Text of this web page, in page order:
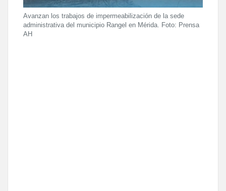
Avanzan los trabajos de impermeabilización de la sede
administrativa del municipio Rangel en Mérida. Foto: Prensa
AH